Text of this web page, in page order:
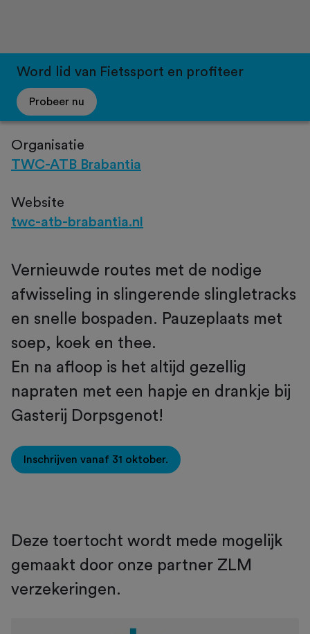
Word lid van Fietssport en profiteer
Probeer nu
Organisatie
TWC-ATB Brabantia
Website
twc-atb-brabantia.nl
Vernieuwde routes met de nodige
afwisseling in slingerende slingletracks
en snelle bospaden. Pauzeplaats met
soep, koek en thee.
En na afloop is het altijd gezellig
napraten met een hapje en drankje bij
Gasterij Dorpsgenot!
Inschrijven vanaf 31 oktober.
Deze toertocht wordt mede mogelijk
gemaakt door onze partner ZLM
verzekeringen.